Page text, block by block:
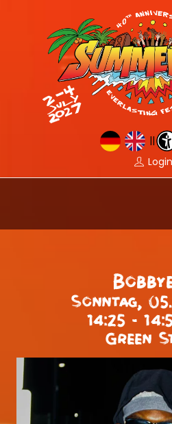
||
Login
Sonntag,
14:25 -
Green